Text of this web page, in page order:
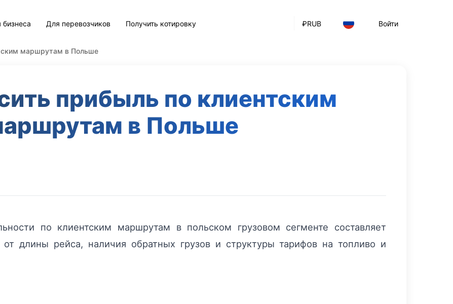
₽RUB Войти
бизнеса Для перевозчиков Получить котировку
маршрутам в Польше
прибыль по клиентским
в Польше
по клиентским маршрутам в польском грузовом сегменте составляет
длины рейса, наличия обратных грузов и структуры тарифов на топливо и